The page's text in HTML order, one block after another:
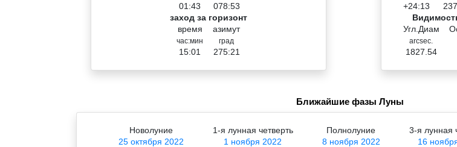
01:43
078:53
заход за горизонт
время
час:мин
15:01
азимут
град
275:21
+24:13
Угл.Диам
arcsec.
1827.54
Ближайшие фазы Луны
Новолуние
25 октября 2022
1-я лунная четверть
1 ноября 2022
Полнолуние
8 ноября 2022
3-я лунная
16